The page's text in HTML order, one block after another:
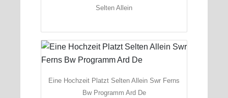
Selten Allein
Eine Hochzeit Platzt Selten Allein Swr Ferns
Bw Programm Ard De